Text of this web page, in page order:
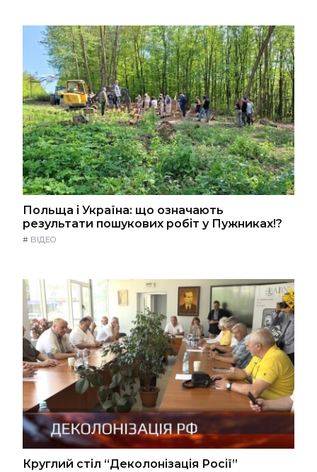
Польща і Україна: що означають
результати пошукових робіт у Пужниках!?
# ВІДЕО
Круглий стіл “Деколонізація Росії”